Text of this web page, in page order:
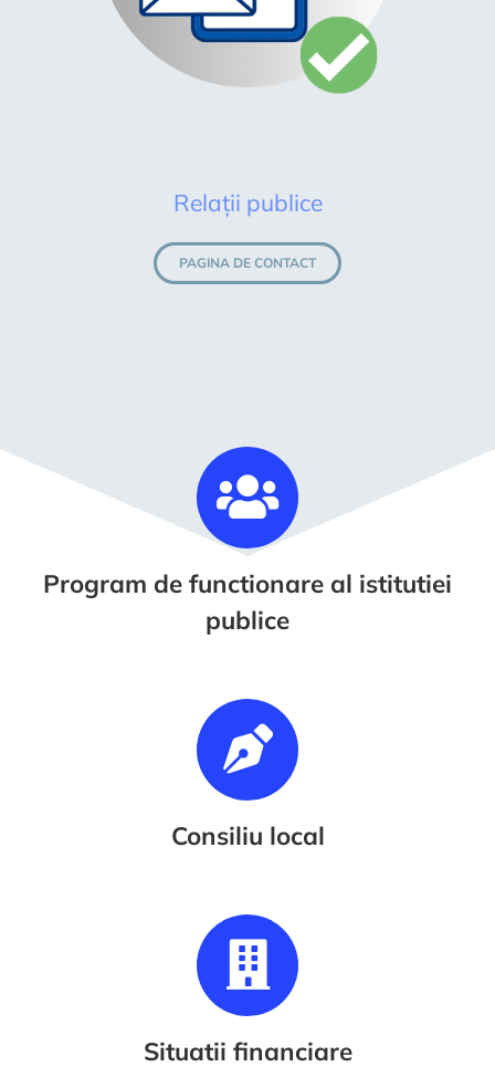
Relații publice
PAGINA DE CONTACT
Program de functionare al istitutiei
publice
Consiliu local
Situatii financiare